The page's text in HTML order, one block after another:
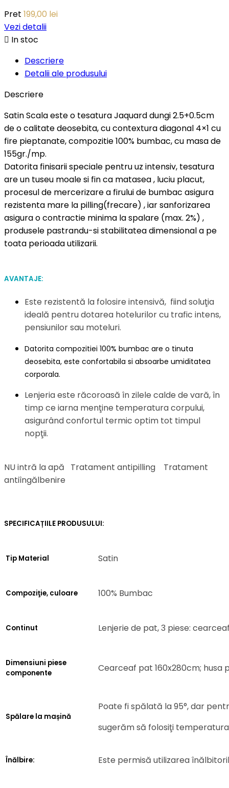
Pret 199,00 lei
Vezi detalii
 In stoc
Descriere
Detalii ale produsului
Descriere
Satin Scala este o tesatura Jaquard dungi 2.5+0.5cm
de o calitate deosebita, cu contextura diagonal 4×1 cu
fire pieptanate, compozitie 100% bumbac, cu masa de
155gr./mp.
Datorita finisarii speciale pentru uz intensiv, tesatura
are un tuseu moale si fin ca matasea , luciu placut,
procesul de mercerizare a firului de bumbac asigura
rezistenta mare la pilling(frecare) , iar sanforizarea
asigura o contractie minima la spalare (max. 2%) ,
produsele pastrandu-si stabilitatea dimensional a pe
toata perioada utilizarii.
AVANTAJE:
Este rezistentă la folosire intensivă, fiind soluţia
ideală pentru dotarea hotelurilor cu trafic intens,
pensiunilor sau moteluri.
Datorita compozitiei 100% bumbac are o tinuta
deosebita, este confortabila si absoarbe umiditatea
corporala.
Lenjeria este răcoroasă în zilele calde de vară, în
timp ce iarna menţine temperatura corpului,
asigurând confortul termic optim tot timpul
nopţii.
NU intră la apă Tratament antipilling
Tratament
antiîngălbenire
SPECIFICAȚIILE PRODUSULUI:
Tip Material Satin
Compoziţie, culoare 100% Bumbac
Continut Lenjerie de pat, 3 piese:
Dimensiuni piese
componente
Cearceaf pat 160x280cm; husa
Spălare la mașină
Poate fi spălată la 95°, dar
sugerăm să folosiţi
Înălbire: Este permisă utilizarea